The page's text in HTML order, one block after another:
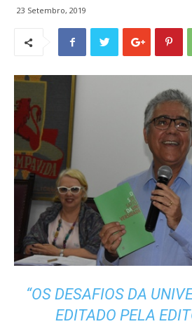
23 Setembro, 2019
“OS DESAFIOS DA
EDITADO PELA